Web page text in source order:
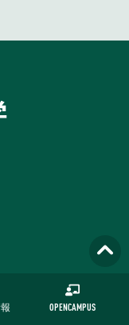
OPENCAMPUS